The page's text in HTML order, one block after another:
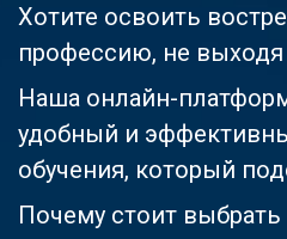
Хотите освоить
профессию, не
Наша онлайн-
удобный и
обучения, который
Почему стоит выбрать